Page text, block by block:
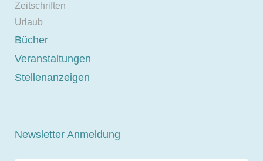
Zeitschriften
Urlaub
Bücher
Veranstaltungen
Stellenanzeigen
Newsletter Anmeldung